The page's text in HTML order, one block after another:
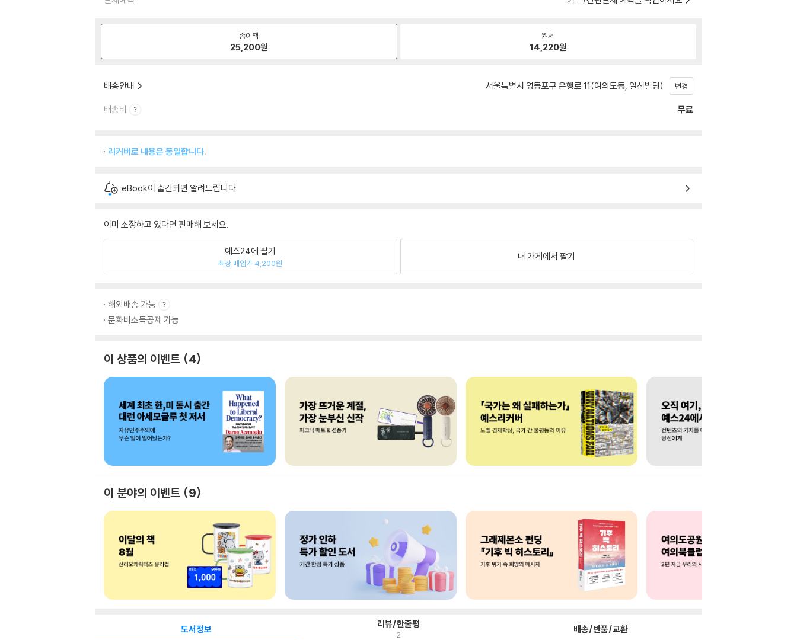
종이책
25,200원
원서
14,220원
배송안내 서울특별시 영등포구 은행로 11(여의도동, 일신빌딩) 변경
배송비 무료
리커버로 내용은 동일합니다.
eBook이 출간되면 알려드립니다.
이미 소장하고 있다면 판매해 보세요.
예스24에 팔기
최상 매입가 4,200원
내 가게에서 팔기
해외배송 가능
문화비소득공제 가능
이 상품의 이벤트 4
이 분야의 이벤트 9
도서정보 리뷰/한줄평
2 배송/반품/교환